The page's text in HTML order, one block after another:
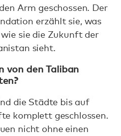
Arm geschossen. Der
erzählt sie, was
sie die Zukunft der
sieht.
von den Taliban
die Städte bis auf
komplett geschlossen.
nicht ohne einen